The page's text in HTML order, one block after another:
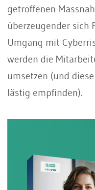
getroffenen
überzeugender sich
Umgang mit
werden die
umsetzen (und
lästig empfinden).